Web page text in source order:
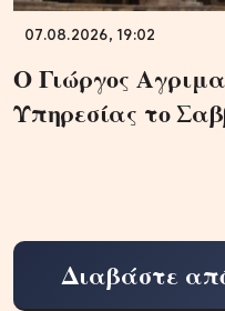
07.08.2026, 19:02
Ο Γιώργος
Υπηρεσίας το
Διαβάστε